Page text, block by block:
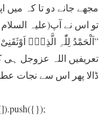
مجھے جانے دو تا کہ
تو اس نے آپ(علیہ
”اَلْحَمْدُ لِلّٰہِ الَّذِیْۤ اَوْثَقَنِیْ
تعریفیں اللہ عزوجل
ڈالا پھر اس سے نجات